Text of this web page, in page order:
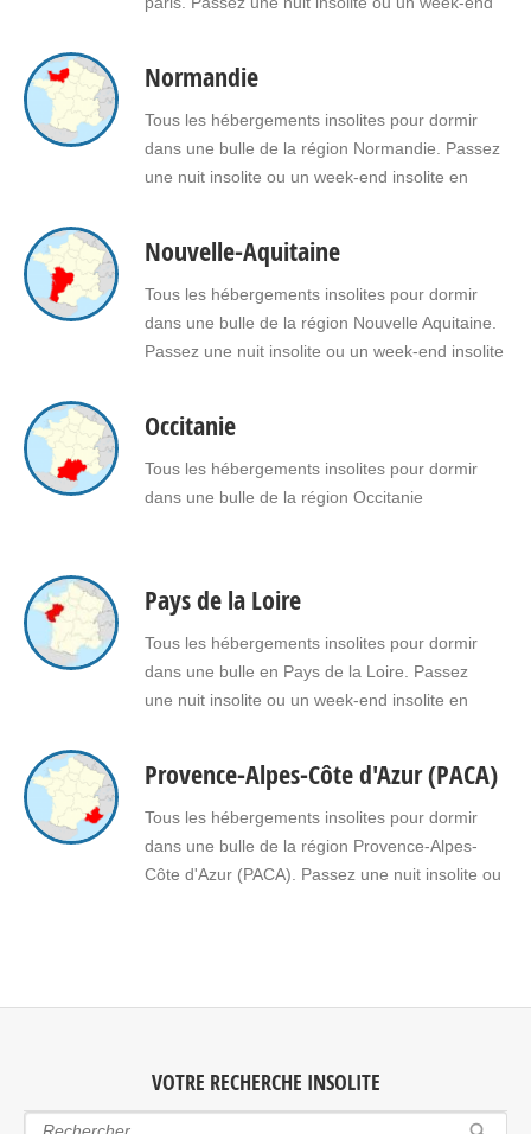
jacuzzi, spa, sauna dans une bulle en Ile de
France pour vous ou pour offrir un…
Normandie
Tous les hébergements insolites pour dormir
dans une bulle de la région Normandie. Passez
une nuit insolite ou un week-end insolite en
sauna dans une bulle en Normandie pour vous
ou pour offrir un cadeau insolite à vos proches.
Nouvelle-Aquitaine
Tous les hébergements insolites pour dormir
dans une bulle de la région Nouvelle Aquitaine.
Passez une nuit insolite ou un week-end insolite
avec jacuzzi, spa, sauna dans une bulle en
Nouvelle Aquitaine pour vous ou pour offrir un…
Occitanie
Tous les hébergements insolites pour dormir
dans une bulle de la région Occitanie
Pays de la Loire
Tous les hébergements insolites pour dormir
dans une bulle en Pays de la Loire. Passez
une nuit insolite ou un week-end insolite en
spa, sauna dans une bulle en Pays de la Loire
pour vous ou pour offrir un…
Provence-Alpes-Côte d'Azur (PACA)
Tous les hébergements insolites pour dormir
dans une bulle de la région Provence-Alpes-
Côte d'Azur (PACA). Passez une nuit insolite ou
VOTRE RECHERCHE INSOLITE